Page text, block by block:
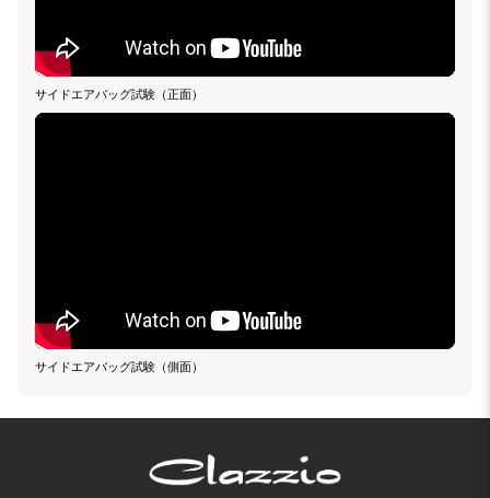
サイドエアバッグ試験（正面）
サイドエアバッグ試験（側面）